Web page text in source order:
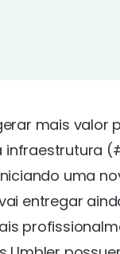
mais valor
uma
entregar